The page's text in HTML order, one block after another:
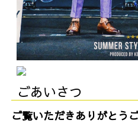
ごあいさつ
ご覧いただきありがとう